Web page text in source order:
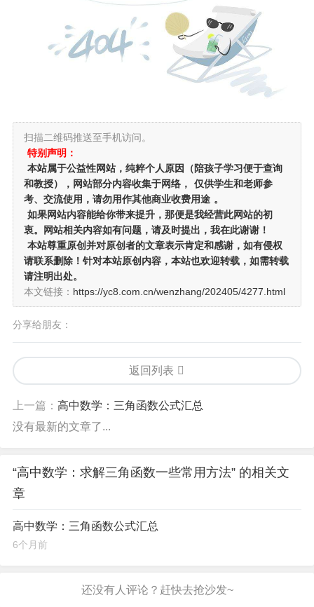
扫描二维码推送至手机访问。
特别声明：
本站属于公益性网站，纯粹个人原因（陪孩子学习便于查询
和教授），网站部分内容收集于网络，
仅供学生和老师参
考、交流使用，请勿用作其他商业收费用途 。
如果网站内容能给你带来提升，那便是我经营此网站的初
衷。网站相关内容如有问题，请及时提出，我在此谢谢！
本站尊重原创并对原创者的文章表示肯定和感谢，如有侵权
请联系删除！针对本站原创内容，本站也欢迎转载，如需转载
请注明出处。
本文链接： https://yc8.com.cn/wenzhang/202405/4277.html
分享给朋友：
返回列表
上一篇： 高中数学：三角函数公式汇总
没有最新的文章了...
“高中数学：求解三角函数一些常用方法” 的相关文
章
高中数学：三角函数公式汇总
6个月前